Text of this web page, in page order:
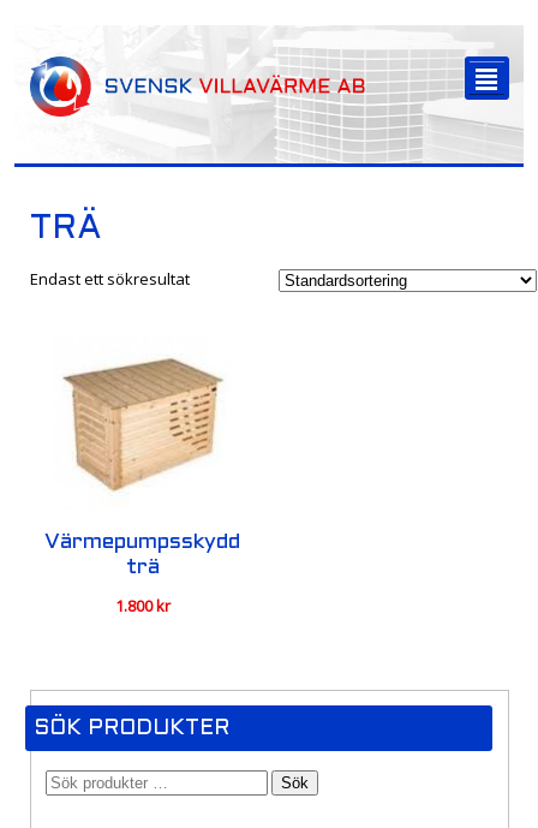
²
TRÄ
Endast ett sökresultat
Värmepumpsskydd
trä
1.800kr
SÖK PRODUKTER
Sök